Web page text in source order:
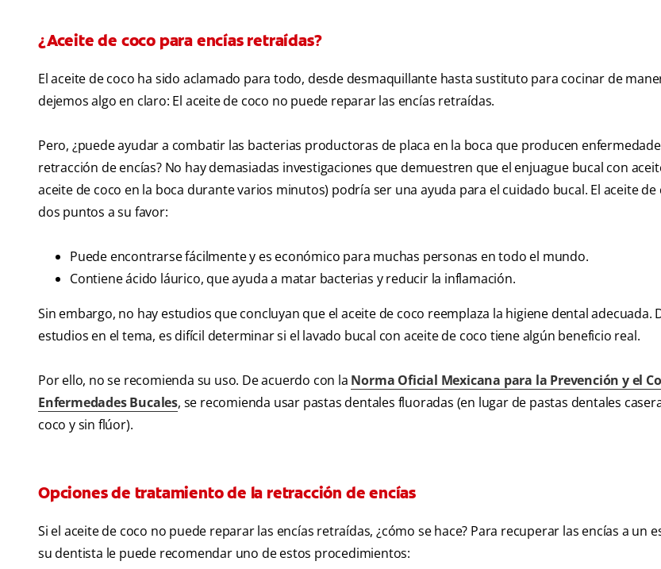
¿Aceite de coco para encías retraídas?
El aceite de coco ha sido aclamado para todo, desde desmaquillante hasta sustituto para cocinar de
dejemos algo en claro: El aceite de coco no puede reparar las encías retraídas.
Pero, ¿puede ayudar a combatir las bacterias productoras de placa en la boca que producen
retracción de encías? No hay demasiadas investigaciones que demuestren que el enjuague bucal con
aceite de coco en la boca durante varios minutos) podría ser una ayuda para el cuidado bucal. El aceite de
dos puntos a su favor:
Puede encontrarse fácilmente y es económico para muchas personas en todo el mundo.
Contiene ácido láurico, que ayuda a matar bacterias y reducir la inflamación.
Sin embargo, no hay estudios que concluyan que el aceite de coco reemplaza la higiene dental adecuada.
estudios en el tema, es difícil determinar si el lavado bucal con aceite de coco tiene algún beneficio real.
Por ello, no se recomienda su uso. De acuerdo con la Norma Oficial Mexicana para la Prevención y el
Enfermedades Bucales, se recomienda usar pastas dentales fluoradas (en lugar de pastas dentales
coco y sin flúor).
Opciones de tratamiento de la retracción de encías
Si el aceite de coco no puede reparar las encías retraídas, ¿cómo se hace? Para recuperar las encías a un
su dentista le puede recomendar uno de estos procedimientos: